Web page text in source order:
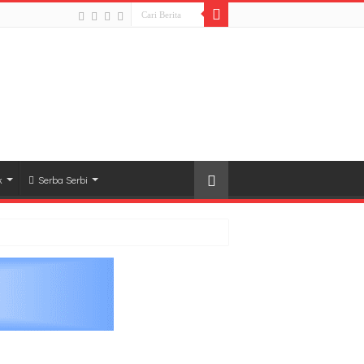
Serba Serbi